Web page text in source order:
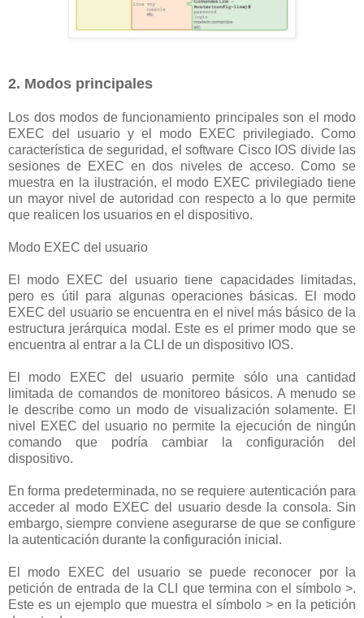
2. Modos principales
Los dos modos de funcionamiento principales son el modo
EXEC del usuario y el modo EXEC privilegiado. Como
característica de seguridad, el software Cisco IOS divide las
sesiones de EXEC en dos niveles de acceso. Como se
muestra en la ilustración, el modo EXEC privilegiado tiene
un mayor nivel de autoridad con respecto a lo que permite
que realicen los usuarios en el dispositivo.
Modo EXEC del usuario
El modo EXEC del usuario tiene capacidades limitadas,
pero es útil para algunas operaciones básicas. El modo
EXEC del usuario se encuentra en el nivel más básico de la
estructura jerárquica modal. Este es el primer modo que se
encuentra al entrar a la CLI de un dispositivo IOS.
El modo EXEC del usuario permite sólo una cantidad
limitada de comandos de monitoreo básicos. A menudo se
le describe como un modo de visualización solamente. El
nivel EXEC del usuario no permite la ejecución de ningún
comando que podría cambiar la configuración del
dispositivo.
En forma predeterminada, no se requiere autenticación para
acceder al modo EXEC del usuario desde la consola. Sin
embargo, siempre conviene asegurarse de que se configure
la autenticación durante la configuración inicial.
El modo EXEC del usuario se puede reconocer por la
petición de entrada de la CLI que termina con el símbolo >.
Este es un ejemplo que muestra el símbolo > en la petición